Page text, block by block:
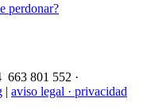
perdonar?
663 801 552 ·
| aviso legal · privacidad